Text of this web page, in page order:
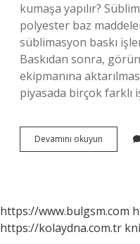
kumaşa yapılır?
polyester baz
süblimasyon baskı
Baskıdan sonra,
ekipmanına
piyasada birçok farklı
Devamını okuyun
Baskı
https://www.bulgsm.com
https://kolaydna.com.tr